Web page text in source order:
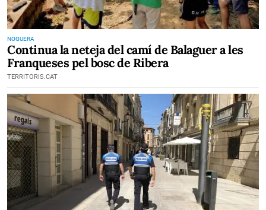
NOGUERA
Continua la neteja del camí de Balaguer a les
Franqueses pel bosc de Ribera
TERRITORIS.CAT